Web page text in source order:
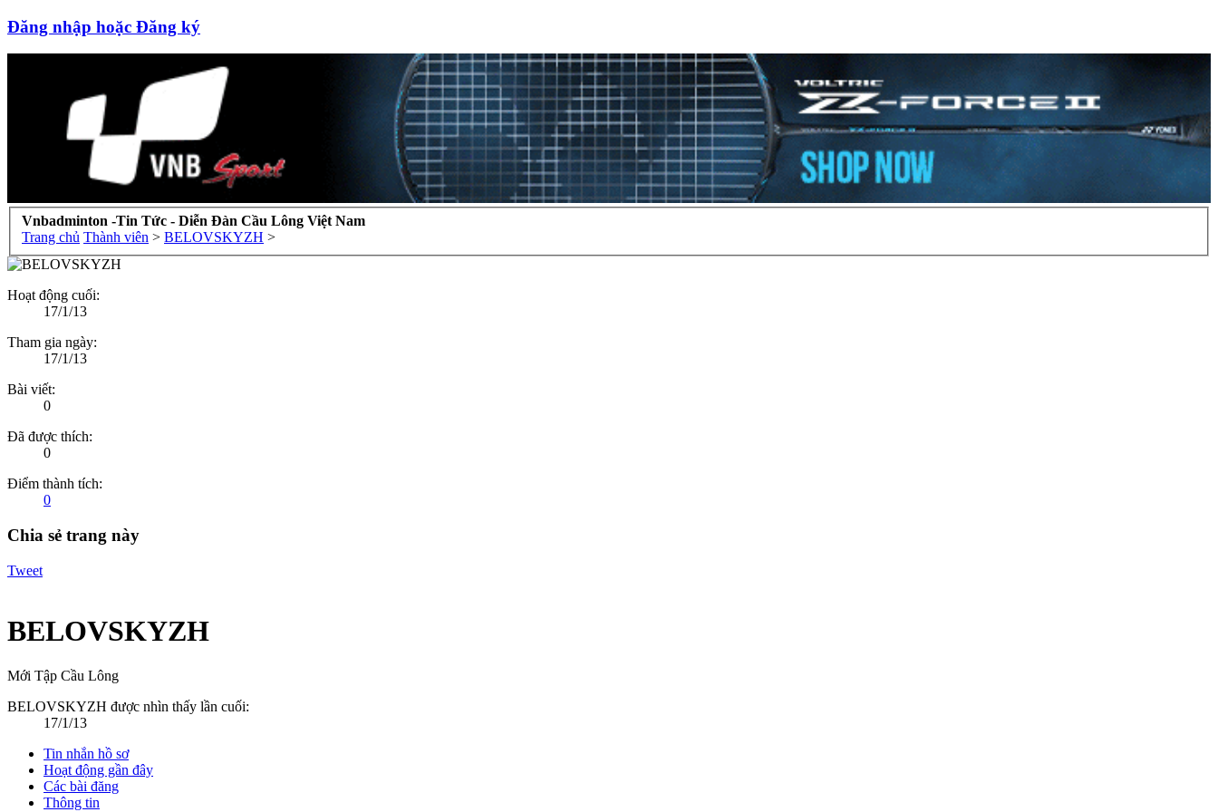
Đăng nhập hoặc Đăng ký
Vnbadminton -Tin Tức - Diễn Đàn Cầu Lông Việt Nam
Trang chủ Thành viên > BELOVSKYZH >
Hoạt động cuối:
17/1/13
Tham gia ngày:
17/1/13
Bài viết:
0
Đã được thích:
0
Điểm thành tích:
0
Chia sẻ trang này
Tweet
BELOVSKYZH
Mới Tập Cầu Lông
BELOVSKYZH được nhìn thấy lần cuối:
17/1/13
Tin nhắn hồ sơ
Hoạt động gần đây
Các bài đăng
Thông tin